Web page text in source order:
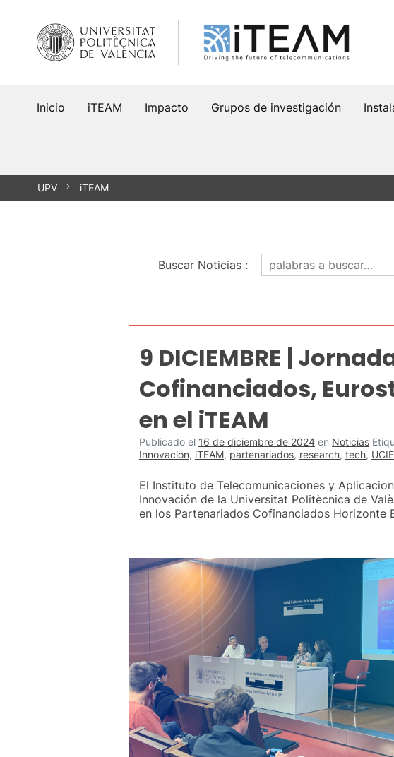
contenido
Inicio iTEAM Impacto Grupos de investigación
UPV iTEAM
Buscar Noticias:
9 DICIEMBRE |
Cofinanciados,
en el iTEAM
Publicado el 16 de diciembre de 2024 en Noticias
Innovación, iTEAM, partenariados, research, tech, UCIE
El Instituto de Telecomunicaciones y
Innovación de la Universitat Politècnica de
en los Partenariados Cofinanciados Horizonte